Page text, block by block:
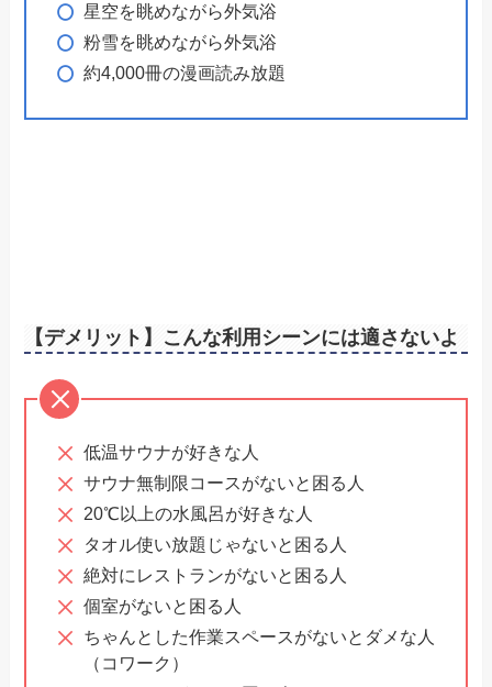
星空を眺めながら外気浴
粉雪を眺めながら外気浴
約4,000冊の漫画読み放題
【デメリット】こんな利用シーンには適さないよ
低温サウナが好きな人
サウナ無制限コースがないと困る人
20℃以上の水風呂が好きな人
タオル使い放題じゃないと困る人
絶対にレストランがないと困る人
個室がないと困る人
ちゃんとした作業スペースがないとダメな人
（コワーク）